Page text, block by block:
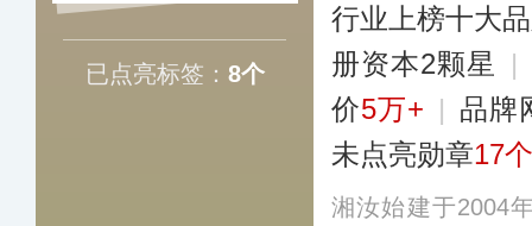
已点亮标签： 8个
行业上榜十大
册资本2颗星
|
价5万+ | 品牌
未点亮勋章17个
湘汝始建于2004